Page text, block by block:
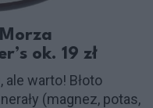
ok. 19 zł
ale warto! Błoto
(magnez, potas,